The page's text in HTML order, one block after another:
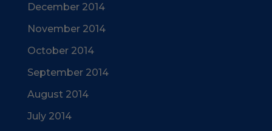
December 2014
November 2014
October 2014
September 2014
August 2014
July 2014